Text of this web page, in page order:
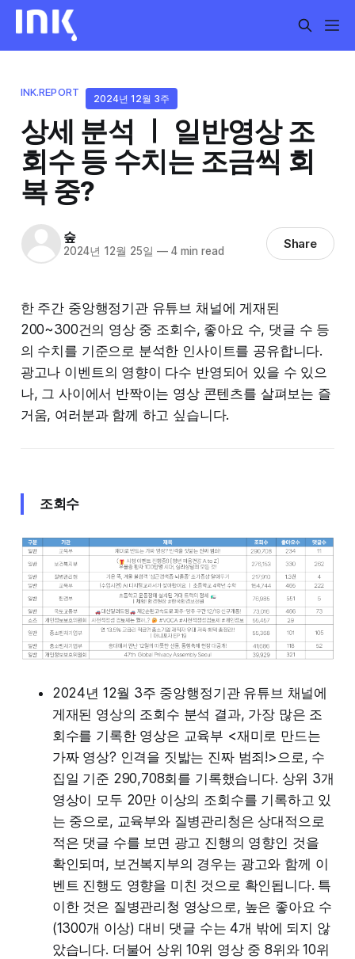
INK.REPORT
2024년 12월 3주
상세 분석 ㅣ 일반영상 조
회수 등 수치는 조금씩 회
복 중?
숲
2024년 12월 25일 —4 min read Share
한 주간 중앙행정기관 유튜브 채널에 게재된
200~300건의 영상 중 조회수, 좋아요 수, 댓글 수 등
의 수치를 기준으로 분석한 인사이트를 공유합니다.
광고나 이벤트의 영향이 다수 반영되어 있을 수 있으
나, 그 사이에서 반짝이는 영상 콘텐츠를 살펴보는 즐
거움, 여러분과 함께 하고 싶습니다.
조회수
2024년 12월 3주 중앙행정기관 유튜브 채널에
게재된 영상의 조회수 분석 결과, 가장 많은 조
회수를 기록한 영상은 교육부 <재미로 만드는
가짜 영상? 인격을 짓밟는 진짜 범죄!>으로, 수
집일 기준 290,708회를 기록했습니다. 상위 3개
영상이 모두 20만 이상의 조회수를 기록하고 있
는 중으로, 교육부와 질병관리청은 상대적으로
적은 댓글 수를 보면 광고 진행의 영향인 것을
확인되며, 보건복지부의 경우는 광고와 함께 이
벤트 진행도 영향을 미친 것으로 확인됩니다. 특
이한 것은 질병관리청 영상으로, 높은 좋아요 수
(1300개 이상) 대비 댓글 수는 4개 밖에 되지 않
았습니다. 더불어 상위 10위 영상 중 8위와 10위